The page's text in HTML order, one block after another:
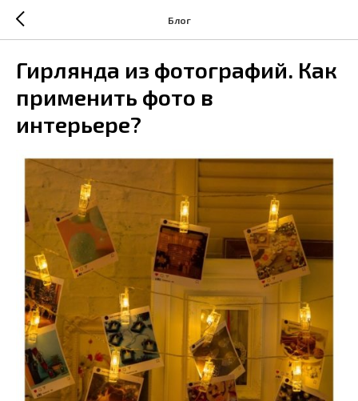
Блог
Гирлянда из фотографий. Как
применить фото в
интерьере?